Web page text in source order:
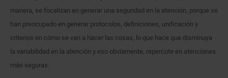
manera, se focalizan en generar una seguridad en la atención, porque se
han preocupado en generar protocolos, definiciones, unificación y
criterios en cómo se van a hacer las cosas, lo que hace que disminuya
la variabilidad en la atención y eso obviamente, repercute en atenciones
más seguras.